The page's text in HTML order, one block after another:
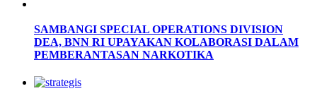
SAMBANGI SPECIAL OPERATIONS DIVISION
DEA, BNN RI UPAYAKAN KOLABORASI DALAM
PEMBERANTASAN NARKOTIKA